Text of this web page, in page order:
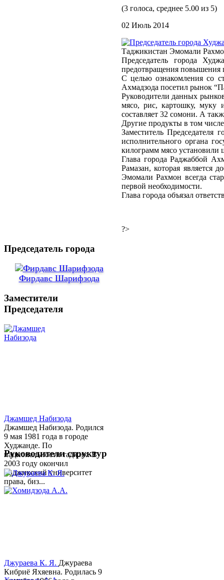
(3 голоса, среднее 5.00 из 5)
02 Июль 2014
Таджикистан Эмомали
Председатель города
предотвращения повышения
С целью ознакомления со
Ахмадзода посетил рынок
Руководители данных
мясо, рис, картошку, муку
составляет 32 сомони. А
Другие продукты в том
Заместитель Председателя
исполнительного органа
килограмм мясо установили
Глава города Раджаббой
Рамазан, которая является
Эмомали Рахмон всегда
первой необходимости.
Глава города объязал
?>
Председатель города
Фирдавс Шарифзода
Заместители
Председателя
Джамшед Набизода
Джамшед Набизода. Родился
9 мая 1981 года в городе
Худжанде. По
национальности таджик. В
2003 году окончил
Таджикский университет
права, биз...
Руководители структур
Джураева К. Я. Джураева
Кибриё Яхяевна. Родилась 9